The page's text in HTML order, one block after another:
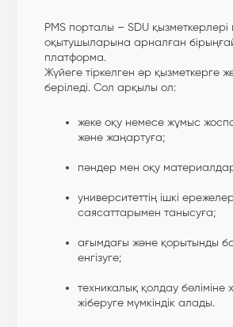
PMS порталы – SDU қызметкерлері
оқытушыларына арналған
платформа.
Жүйеге тіркелген әр қызметкерге
беріледі. Сол арқылы ол:
жеке оқу немесе жұмыс
және жаңартуға;
пәндер мен оқу
университеттің ішкі
саясаттарымен танысуға;
ағымдағы және қорытынды
енгізуге;
техникалық қолдау
жіберуге мүмкіндік алады.